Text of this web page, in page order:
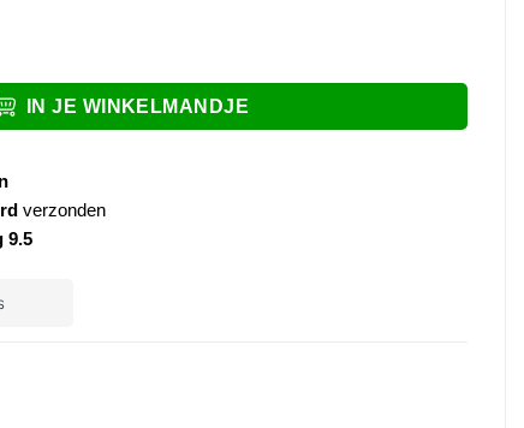
gunmetal aantal
IN JE WINKELMANDJE
verzonden
9.5